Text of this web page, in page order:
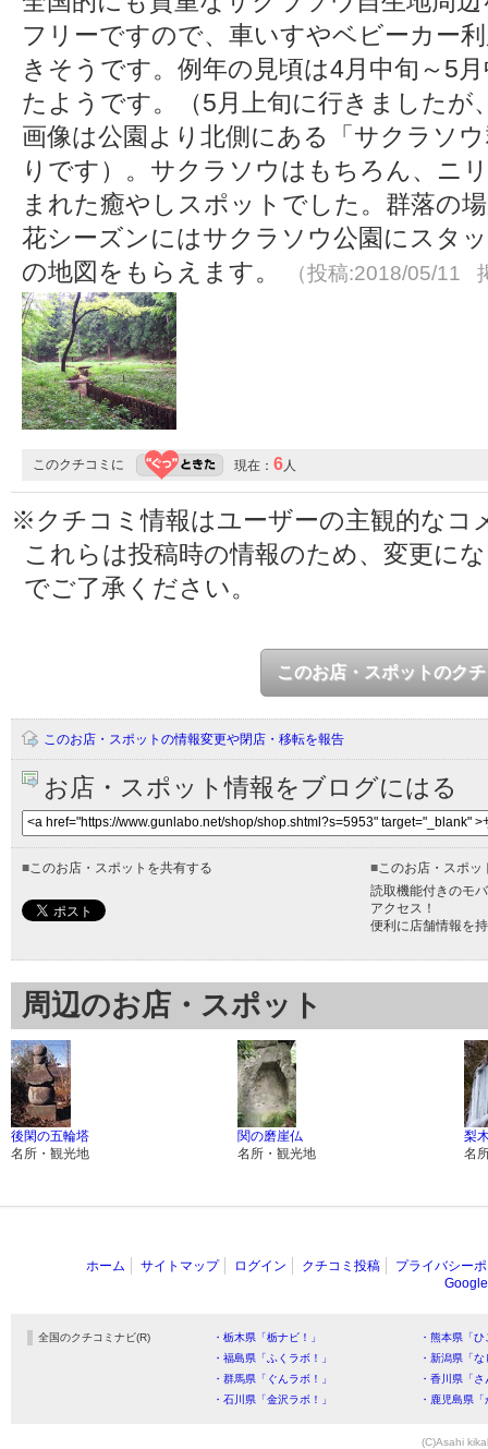
フリーですので、車いすやベビーカー
きそうです。例年の見頃は4月中旬～5
たようです。（5月上旬に行きましたが
画像は公園より北側にある「サクラソ
りです）。サクラソウはもちろん、ニ
まれた癒やしスポットでした。群落の
花シーズンにはサクラソウ公園にスタ
の地図をもらえます。
（投稿:2018/05/11
このクチコミに 現在： 6 人
※クチコミ情報はユーザーの主観的なコ
これらは投稿時の情報のため、変更に
でご了承ください。
このお店・スポットのク
このお店・スポットの情報変更や閉店・移転を報告
お店・スポット情報をブログにはる
■ このお店・スポットを共有する ■ このお店・スポ
読取機能付きのモ
アクセス！
便利に店舗情報を
周辺のお店・スポット
後閑の五輪塔
名所・観光地
関の磨崖仏
名所・観光地
梨
名
ホーム サイトマップ ログイン クチコミ投稿
プライバシー
全国のクチコミナビ(R) ・栃木県「栃ナビ！」
・熊本県「
・福島県「ふくラボ！」
・新潟県「
・群馬県「ぐんラボ！」
・香川県「
・石川県「金沢ラボ！」
・鹿児島県
(C)Asahi